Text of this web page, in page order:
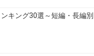
キング30選～短編・長編別